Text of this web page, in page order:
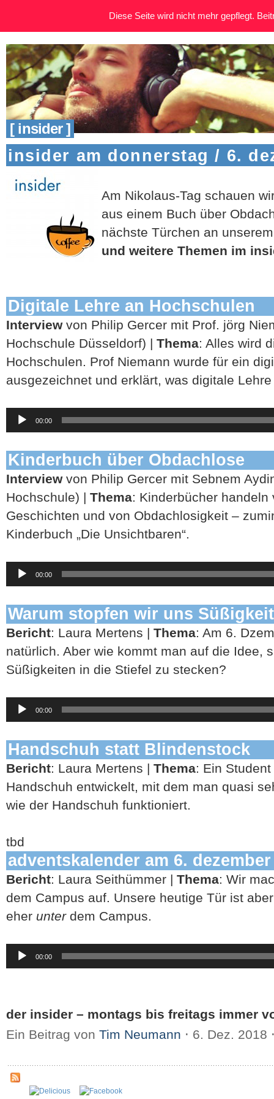
[ insider ]
insider am donnerstag / 6.
Am Nikolaus-Tag schauen
aus einem Buch über
nächste Türchen an
und weitere Themen im
Digitale Lehre an Hochschulen
Interviewvon Philip Gercer mit Prof. jörg
Hochschule Düsseldorf) | Thema: Alles wird
Hochschulen. Prof Niemann wurde für ein
ausgezeichnet und erklärt, was digitale
Audio-
Player
00:00
Kinderbuch über Obdachlose
Interviewvon Philip Gercer mit Sebnem
Hochschule) | Thema: Kinderbücher handeln
Geschichten und von Obdachlosigkeit –
Kinderbuch „Die Unsichtbaren“.
Audio-
Player
00:00
Warum stopfen wir uns
Bericht: Laura Mertens | Thema: Am 6.
natürlich. Aber wie kommt man auf die Idee,
Süßigkeiten in die Stiefel zu stecken?
Audio-
Player
00:00
Handschuh statt Blindenstock
Bericht: Laura Mertens | Thema: Ein
Handschuh entwickelt, mit dem man quasi
wie der Handschuh funktioniert.
tbd
adventskalender am 6. dezember
Bericht: Laura Seithümmer | Thema: Wir
dem Campus auf. Unsere heutige Tür ist
eher unterdem Campus.
Audio-
Player
00:00
der insider – montags bis freitags immer
Ein Beitrag von Tim Neumann ⋅ 6. Dez. 2018
Diese Seite wird nicht mehr gepflegt.